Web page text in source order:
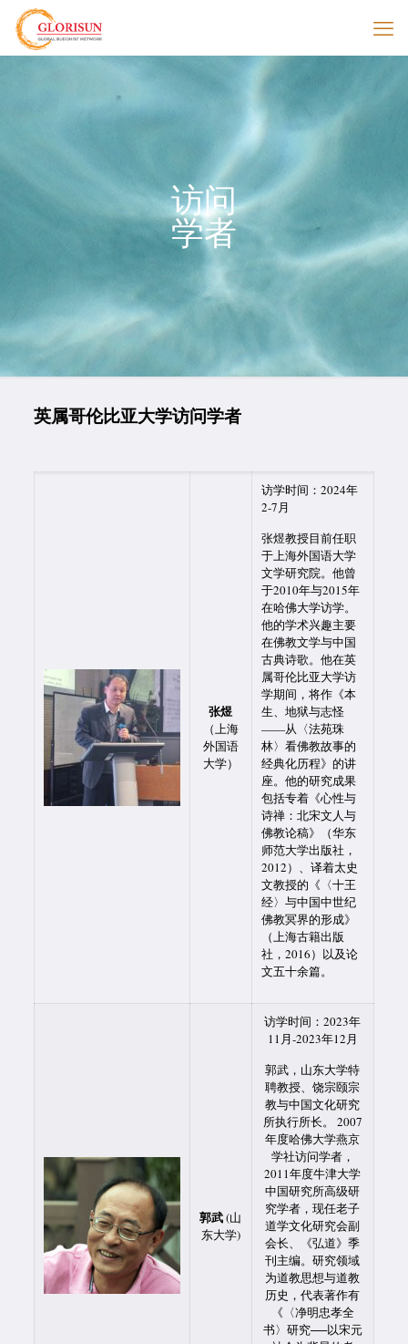
访问
学者
英属哥伦比亚大学访问学者
张煜
（上海
外国语
大学）
访学时间：2024年
2-7月
张煜教授目前任职
于上海外国语大学
文学研究院。他曾
于2010年与2015年
在哈佛大学访学。
他的学术兴趣主要
在佛教文学与中国
古典诗歌。他在英
属哥伦比亚大学访
学期间，将作《本
生、地狱与志怪
——从〈法苑珠
林〉看佛教故事的
经典化历程》的讲
座。他的研究成果
包括专着《心性与
诗禅：北宋文人与
佛教论稿》（华东
师范大学出版社，
2012）、译着太史
文教授的《〈十王
经〉与中国中世纪
佛教冥界的形成》
（上海古籍出版
社，2016）以及论
文五十余篇。
郭武(山
东大学)
访学时间：2023年
11月-2023年12月
郭武，山东大学特
聘教授、饶宗颐宗
教与中国文化研究
所执行所长。 2007
年度哈佛大学燕京
学社访问学者，
2011年度牛津大学
中国研究所高级研
究学者，现任老子
道学文化研究会副
会长、《弘道》季
刊主编。研究领域
为道教思想与道教
历史，代表著作有
《〈净明忠孝全
书〉研究──以宋元